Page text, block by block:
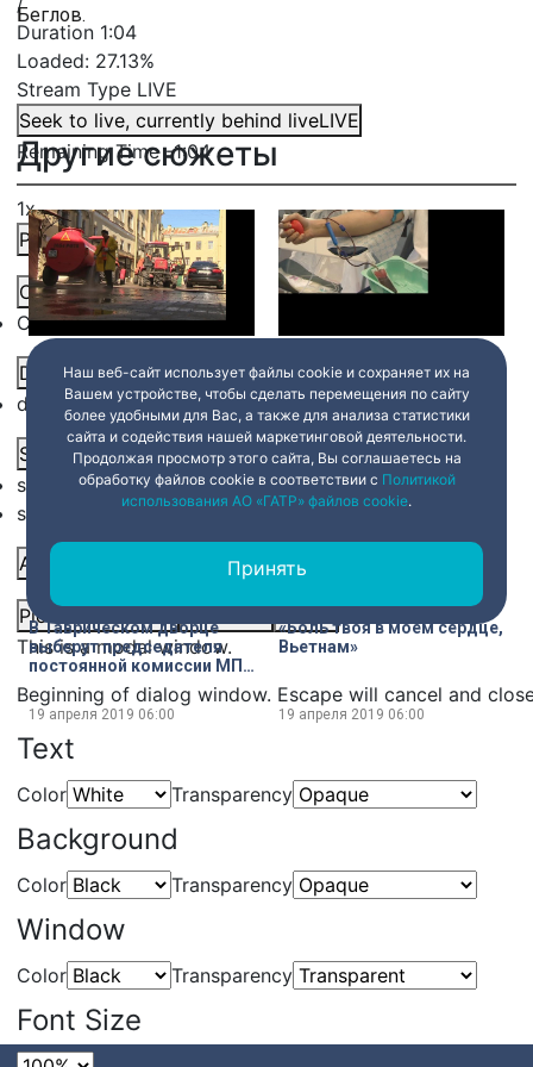
Duration 1:04
Loaded: 27.13%
Stream Type LIVE
Seek to live, currently behind liveLIVE
Remaining Time-1:04
1x
Playback Rate
Chapters
Chapters
Descriptions
descriptions off, selected
Subtitles
subtitles settings, opens subtitles settings dialog
subtitles off, selected
Audio Track
Picture-in-Picture
This is a modal window.
Beginning of dialog window. Escape will cancel and
Text
Color Transparency
Background
Color Transparency
Window
Color Transparency
Font Size
Беглов.
Другие сюжеты
Довольны ли
петербуржцы работой
коммунальщиков
19 апреля 201906:00
представители
Молодежного кадрового
резерва сдадут кровь
19 апреля 201906:00
В Таврическом дворце
выберут председателя
постоянной комиссии МПА
по политическим
вопросам и
международному
сотрудничеству
19 апреля 2019 06:00
«Боль твоя в моем сердце,
Вьетнам»
19 апреля 2019 06:00
Наш веб-сайт использует файлы cookie и сохраняет их на
Вашем устройстве, чтобы сделать перемещения по сайту
более удобными для Вас, а также для анализа статистики
сайта и содействия нашей маркетинговой деятельности.
Продолжая просмотр этого сайта, Вы соглашаетесь на
обработку файлов cookie в соответствии с Политикой
использования АО «ГАТР» файлов cookie.
Принять